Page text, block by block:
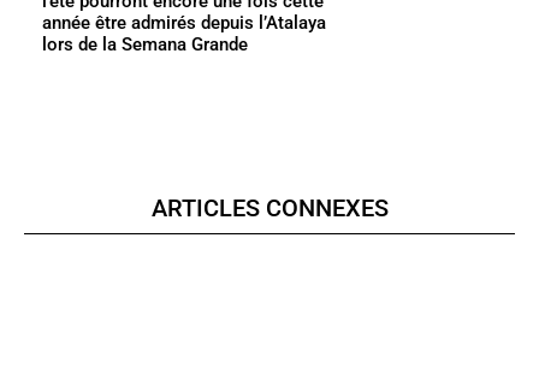
année être admirés depuis l’Atalaya
lors de la Semana Grande
ARTICLES CONNEXES